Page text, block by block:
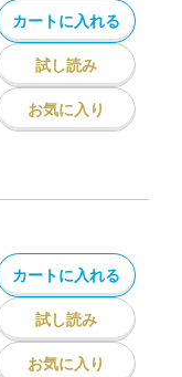
カートに入れる
試し読み
お気に入り
カートに入れる
試し読み
お気に入り